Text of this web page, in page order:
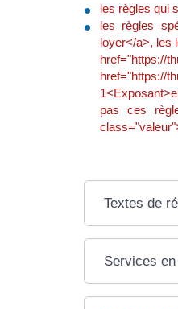
les règles qui
les règles
loyer</a>, les
href="https://
pas ces
Textes de
Services